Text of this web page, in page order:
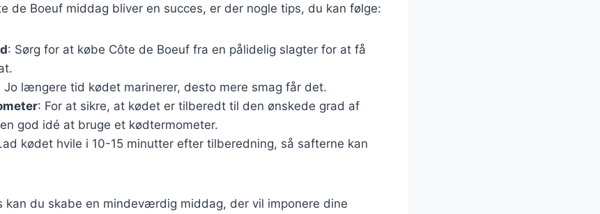
de Boeuf middag bliver en succes, er der nogle tips, du kan følge:
: Sørg for at købe Côte de Boeuf fra en pålidelig slagter for at få
Jo længere tid kødet marinerer, desto mere smag får det.
: For at sikre, at kødet er tilberedt til den ønskede grad af
god idé at bruge et kødtermometer.
kødet hvile i 10-15 minutter efter tilberedning, så safterne kan
kan du skabe en mindeværdig middag, der vil imponere dine